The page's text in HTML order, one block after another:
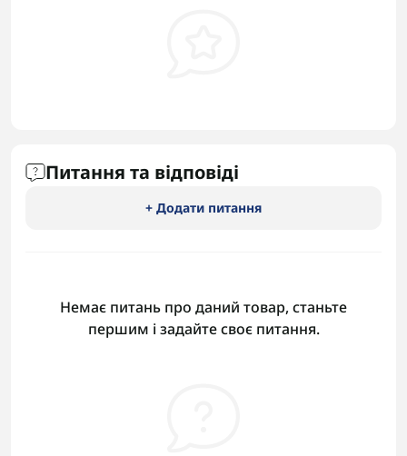
Питання та відповіді
+ Додати питання
Немає питань про даний товар, станьте
першим і задайте своє питання.